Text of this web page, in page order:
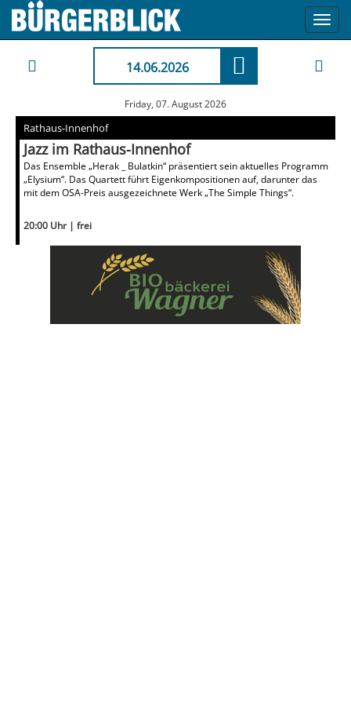
14.06.2026
Friday, 07. August 2026
Rathaus-Innenhof
Jazz im Rathaus-Innenhof
Das Ensemble „Herak _ Bulatkin“ präsentiert sein aktuelles Programm
„Elysium“. Das Quartett führt Eigenkompositionen auf, darunter das
mit dem OSA-Preis ausgezeichnete Werk „The Simple Things“.
20:00 Uhr | frei